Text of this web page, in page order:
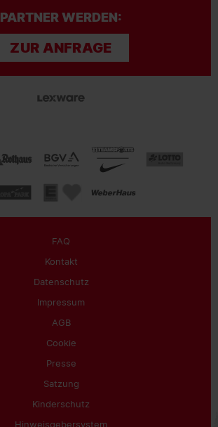
PARTNER WERDEN:
ZUR ANFRAGE
FAQ
Kontakt
Datenschutz
Impressum
AGB
Cookie
Presse
Satzung
Kinderschutz
Hinweisgebersystem